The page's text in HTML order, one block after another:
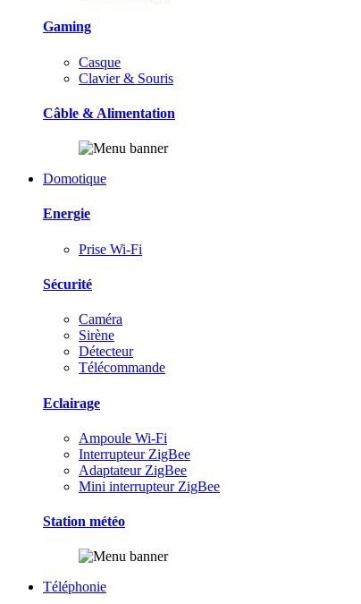
Gaming
Casque
Clavier & Souris
Câble & Alimentation
Domotique
Energie
Prise Wi-Fi
Sécurité
Caméra
Sirène
Détecteur
Télécommande
Eclairage
Ampoule Wi-Fi
Interrupteur ZigBee
Adaptateur ZigBee
Mini interrupteur ZigBee
Station météo
Téléphonie